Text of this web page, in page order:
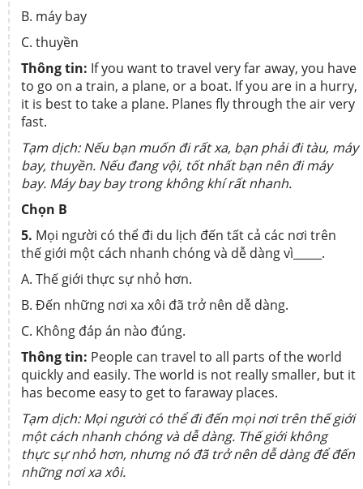
B. máy bay
C. thuyền
Thông tin: If you want to travel very far away, you have
to go on a train, a plane, or a boat. If you are in a hurry,
it is best to take a plane. Planes fly through the air very
fast.
Tạm dịch: Nếu bạn muốn đi rất xa, bạn phải đi tàu, máy
bay, thuyền. Nếu đang vội, tốt nhất bạn nên đi máy
bay. Máy bay bay trong không khí rất nhanh.
Chọn B
5. Mọi người có thể đi du lịch đến tất cả các nơi trên
thế giới một cách nhanh chóng và dễ dàng vì_____.
A. Thế giới thực sự nhỏ hơn.
B. Đến những nơi xa xôi đã trở nên dễ dàng.
C. Không đáp án nào đúng.
Thông tin: People can travel to all parts of the world
quickly and easily. The world is not really smaller, but it
has become easy to get to faraway places.
Tạm dịch: Mọi người có thể đi đến mọi nơi trên thế giới
một cách nhanh chóng và dễ dàng. Thế giới không
thực sự nhỏ hơn, nhưng nó đã trở nên dễ dàng để đến
những nơi xa xôi.